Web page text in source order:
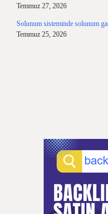
Temmuz 27, 2026
Solunum sisteminde solunum
Temmuz 25, 2026